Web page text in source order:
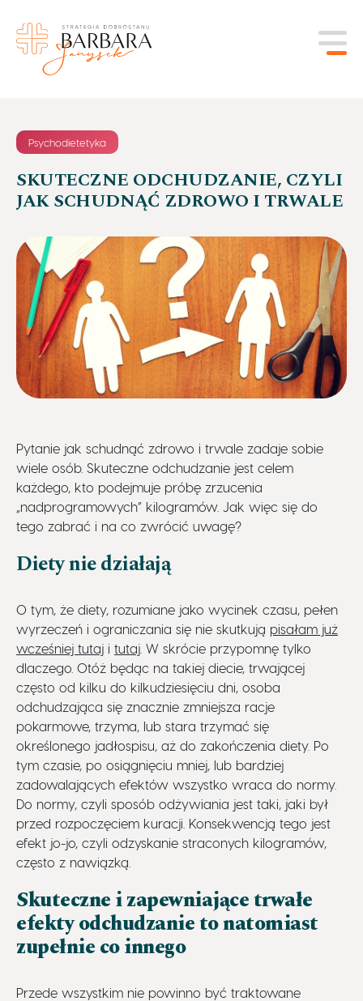
Oferta
Sklep
Opinie
Do pobrania
Kontakt
Psychodietetyka
SKUTECZNE ODCHUDZANIE, CZYLI
JAK SCHUDNĄĆ ZDROWO I TRWALE
Pytanie jak schudnąć zdrowo i trwale zadaje sobie
wiele osób. Skuteczne odchudzanie jest celem
każdego, kto podejmuje próbę zrzucenia
„nadprogramowych” kilogramów. Jak więc się do
tego zabrać i na co zwrócić uwagę?
Diety nie działają
O tym, że diety, rozumiane jako wycinek czasu, pełen
wyrzeczeń i ograniczania się nie skutkują pisałam już
wcześniej tutaj i tutaj . W skrócie przypomnę tylko
dlaczego. Otóż będąc na takiej diecie, trwającej
często od kilku do kilkudziesięciu dni, osoba
odchudzająca się znacznie zmniejsza racje
pokarmowe, trzyma, lub stara trzymać się
określonego jadłospisu, aż do zakończenia diety. Po
tym czasie, po osiągnięciu mniej, lub bardziej
zadowalających efektów wszystko wraca do normy.
Do normy, czyli sposób odżywiania jest taki, jaki był
przed rozpoczęciem kuracji. Konsekwencją tego jest
efekt jo-jo, czyli odzyskanie straconych kilogramów,
często z nawiązką.
Skuteczne i zapewniające trwałe
efekty odchudzanie to natomiast
zupełnie co innego
Przede wszystkim nie powinno być traktowane